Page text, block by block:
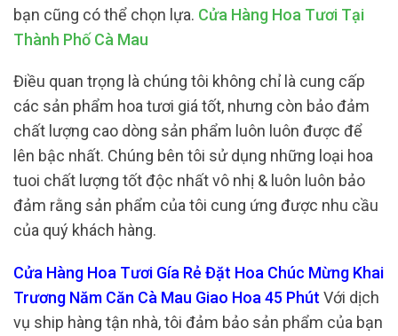
bạn cũng có thể chọn lựa. Cửa Hàng Hoa Tươi Tại
Thành Phố Cà Mau
Điều quan trọng là chúng tôi không chỉ là cung cấp
các sản phẩm hoa tươi giá tốt, nhưng còn bảo đảm
chất lượng cao dòng sản phẩm luôn luôn được để
lên bậc nhất. Chúng bên tôi sử dụng những loại hoa
tuoi chất lượng tốt độc nhất vô nhị & luôn luôn bảo
đảm rằng sản phẩm của tôi cung ứng được nhu cầu
của quý khách hàng.
Cửa Hàng Hoa Tươi Gía Rẻ Đặt Hoa Chúc Mừng Khai
Trương Năm Căn Cà Mau Giao Hoa 45 Phút Với dịch
vụ ship hàng tận nhà, tôi đảm bảo sản phẩm của bạn